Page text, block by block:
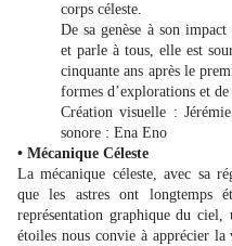
corps céleste.
De sa genèse à son
et parle à tous, elle est
cinquante ans après le
formes d’explorations et
Création visuelle :
sonore : Ena Eno
• Mécanique Céleste
La mécanique céleste, avec sa
que les astres ont longtemps
représentation graphique du
étoiles nous convie à apprécier